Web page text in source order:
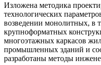
Изложена методика
технологических
возведении монолитных, в
крупноформатных
многоэтажных каркасов
промышленных зданий и
разработаны методы